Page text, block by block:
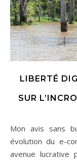
LIBERTÉ
SUR
Mon avis sans bullshit Dans le monde en perpétuelle
évolution du e-
avenue lucrative